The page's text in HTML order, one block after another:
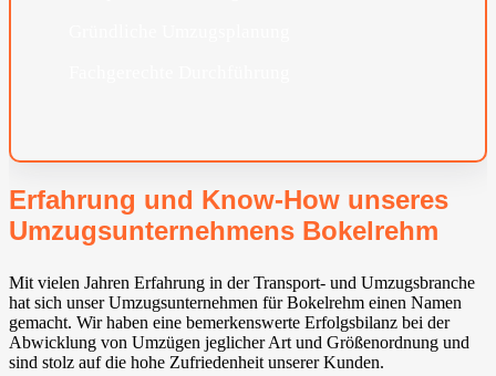
Erfahrung und Know-How unseres
Umzugsunternehmens Bokelrehm
Mit vielen Jahren Erfahrung in der Transport- und Umzugsbranche
hat sich unser Umzugsunternehmen für Bokelrehm einen Namen
gemacht. Wir haben eine bemerkenswerte Erfolgsbilanz bei der
Abwicklung von Umzügen jeglicher Art und Größenordnung und
sind stolz auf die hohe Zufriedenheit unserer Kunden.